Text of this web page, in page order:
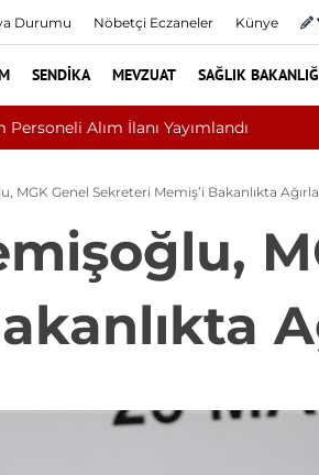
Durumu Nöbetçi Eczaneler Künye
SENDIKA MEVZUAT SAĞLIK
MGK Genel Sekreteri Memiş’i Bakanlıkta